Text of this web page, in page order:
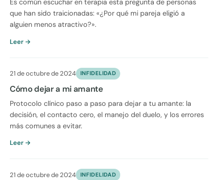
Es común escuchar en terapia esta pregunta de personas
que han sido traicionadas: «¿Por qué mi pareja eligió a
alguien menos atractivo?».
Leer →
21 de octubre de 2024 INFIDELIDAD
Cómo dejar a mi amante
Protocolo clínico paso a paso para dejar a tu amante: la
decisión, el contacto cero, el manejo del duelo, y los errores
más comunes a evitar.
Leer →
21 de octubre de 2024 INFIDELIDAD